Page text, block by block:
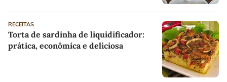
RECEITAS
Torta de sardinha de liquidificador:
prática, econômica e deliciosa